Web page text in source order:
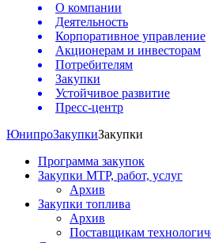
О компании
Деятельность
Корпоративное управление
Акционерам и инвесторам
Потребителям
Закупки
Устойчивое развитие
Пресс-центр
ЮнипроЗакупкиЗакупки
Программа закупок
Закупки МТР, работ, услуг
Архив
Закупки топлива
Архив
Поставщикам